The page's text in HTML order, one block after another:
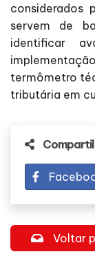
considerados
servem de
identificar
termômetro
tributária em
Voltar